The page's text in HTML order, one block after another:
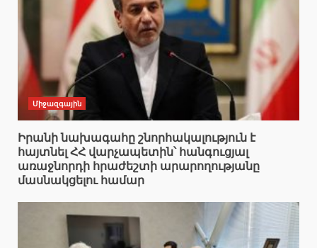
Միջազգային
Իրանի նախագահը շնորհակալություն է
հայտնել ՀՀ վարչապետին՝ հանգուցյալ
առաջնորդի հրաժեշտի արարողությանը
մասնակցելու համար